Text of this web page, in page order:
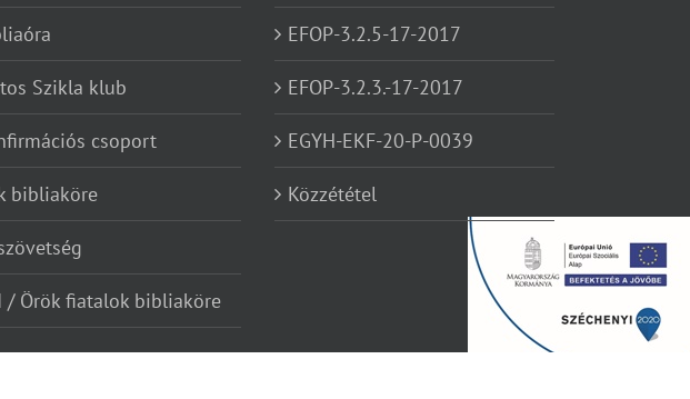
Szikla klub
csoport
bibliaköre
/ Örök fiatalok bibliaköre
EFOP-3.2.5-17-2017
EFOP-3.2.3.-17-2017
EGYH-EKF-20-P-0039
Közzététel